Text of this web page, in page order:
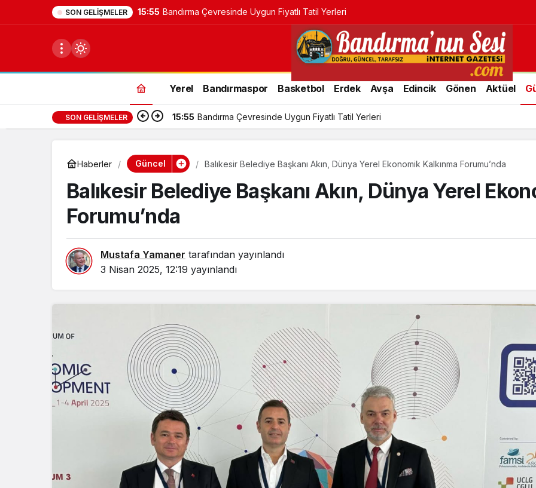
SON GELIŞMELER 15:55 Bandırma Çevresinde Uygun Fiyatlı Tatil Yerleri
Yerel Bandırmaspor Basketbol Erdek Avşa Edincik Gönen Aktüel
SON GELIŞMELER 15:55 Bandırma Çevresinde Uygun Fiyatlı Tatil Yerleri
Haberler Güncel Balıkesir Belediye Başkanı Akın, Dünya Yerel Ekonomik Kalkınma Forumu’nda
Balıkesir Belediye Başkanı Akın, Dünya Yerel
Forumu’nda
Mustafa Yamaner tarafından yayınlandı
3 Nisan 2025, 12:19 yayınlandı